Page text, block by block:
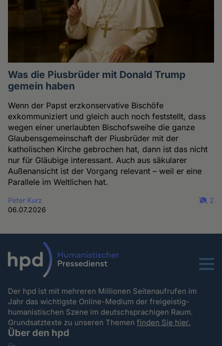
Was die Piusbrüder mit Donald Trump
gemein haben
Wenn der Papst erzkonservative Bischöfe
exkommuniziert und gleich auch noch feststellt, dass
wegen einer unerlaubten Bischofsweihe die ganze
Glaubensgemeinschaft der Piusbrüder mit der
katholischen Kirche gebrochen hat, dann ist das nicht
nur für Gläubige interessant. Auch aus säkularer
Außenansicht ist der Vorgang relevant – weil er eine
Parallele im Weltlichen hat.
Peter Kurz
06.07.2026
2
Menu
Der hpd ist mit mehreren Millionen Seitenaufrufen im
Jahr das wichtigste Online-Medium der freigeistig-
humanistischen Szene im deutschsprachigen Raum.
Grundsatztexte zu unseren Themenfinden Sie hier.
Über den hpd